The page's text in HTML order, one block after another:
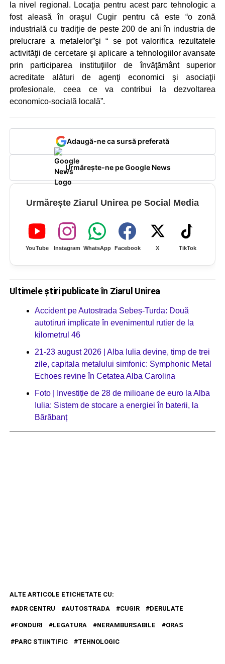
la nivel regional. Locaţia pentru acest parc tehnologic a
fost aleasă în oraşul Cugir pentru că este “o zonă
industrială cu tradiţie de peste 200 de ani în industria de
prelucrare a metalelor”şi “ se pot valorifica rezultatele
activităţii de cercetare şi aplicare a tehnologiilor avansate
prin participarea instituţiilor de învăţământ superior
acreditate alături de agenţi economici şi asociaţii
profesionale, ceea ce va contribui la dezvoltarea
economico-socială locală”.
Adaugă-ne ca sursă preferată
Urmărește-ne pe Google News
Urmărește Ziarul Unirea pe Social Media
YouTube Instagram WhatsApp Facebook X TikTok
Ultimele știri publicate în Ziarul Unirea
Accident pe Autostrada Sebeș-Turda: Două
autotiruri implicate în evenimentul rutier de la
kilometrul 46
21-23 august 2026 | Alba Iulia devine, timp de trei
zile, capitala metalului simfonic: Symphonic Metal
Echoes revine în Cetatea Alba Carolina
Foto | Investiție de 28 de milioane de euro la Alba
Iulia: Sistem de stocare a energiei în baterii, la
Bărăbanț
ALTE ARTICOLE ETICHETATE CU:
ADR CENTRU
AUTOSTRADA CUGIR DERULATE
FONDURI LEGATURA NERAMBURSABILE ORAS
PARC STIINTIFIC TEHNOLOGIC